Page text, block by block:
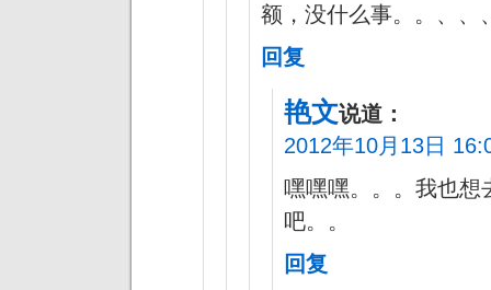
额，没什么事。。、、
回复
艳文说道：
2012年10月13日
嘿嘿嘿。。。我也想
吧。。
回复